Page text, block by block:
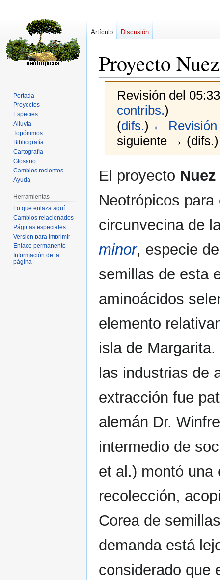
Proyecto
Revisión del
contribs.)
(difs.) ← Revisión
siguiente → (difs.)
a
navegación
a
búsqueda
El proyecto
Neotrópicos
circunvecina de
minor, especie
semillas de esta
aminoácidos
elemento
isla de
las industrias de
extracción fue
alemán Dr.
intermedio de
et al.) montó una
recolección,
Corea de
demanda está
considerado que
Artículo Discusión
Portada
Proyectos
Especies
Alluvia
Topónimos
Bibliografía
Cartografía
Glosario
Cambios recientes
Ayuda
Herramientas
Lo que enlaza aquí
Cambios relacionados
Páginas especiales
Versión para imprimir
Enlace permanente
Información de la
página